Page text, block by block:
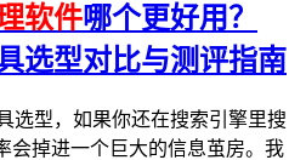
软件哪个更好用？
选型对比与测评指南
选型，如果你还在搜索引擎里搜
会掉进一个巨大的信息茧房。我